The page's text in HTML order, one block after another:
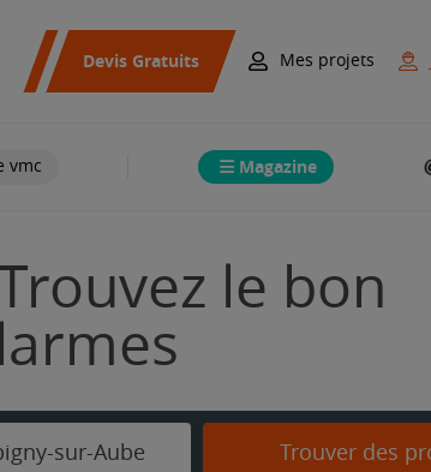
Devis Gratuits Mes projets
vmc Magazine
le bon
sur-Aube Trouver des